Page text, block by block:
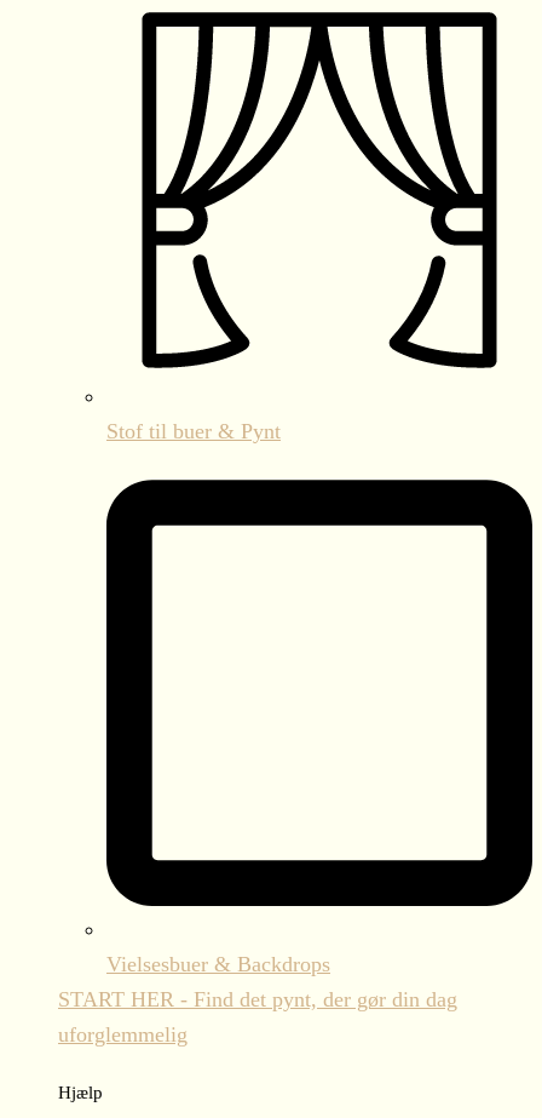
Stof til buer & Pynt
Vielsesbuer & Backdrops
START HER - Find det pynt, der gør din dag
uforglemmelig
Hjælp